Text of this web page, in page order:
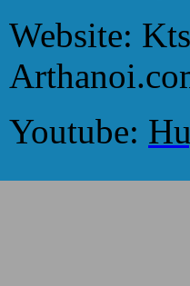
Website:
Youtube: